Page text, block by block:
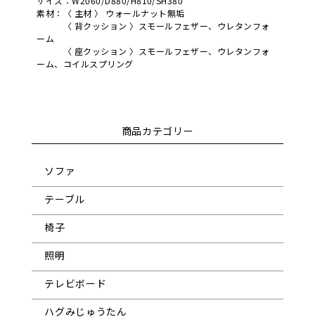
素材：〈 主材 〉 ウォールナット無垢
〈 背クッション 〉スモールフェザー、ウレタンフォ
ーム
〈 座クッション 〉スモールフェザー、ウレタンフォ
ーム、コイルスプリング
商品カテゴリー
ソファ
テーブル
椅子
照明
テレビボード
ハグみじゅうたん